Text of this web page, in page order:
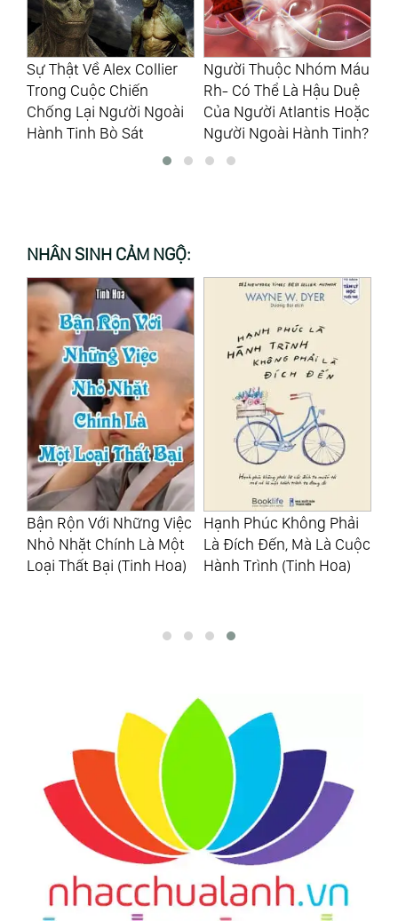
Người Thuộc Nhóm Máu
Rh- Có Thể Là Hậu Duệ
Của Người Atlantis Hoặc
Người Ngoài Hành Tinh?
Chính Phủ Iraq Thừa
Nhận Chủng Người
Ngoài Hành Tinh
Anunnaki Là Có Thật
NHÂN SINH CẢM NGỘ:
Bận Rộn Với Những Việc
Nhỏ Nhặt Chính Là Một
Loại Thất Bại (Tinh Hoa)
Hạnh Phúc Không Phải
Là Đích Đến, Mà Là Cuộc
Hành Trình (Tinh Hoa)